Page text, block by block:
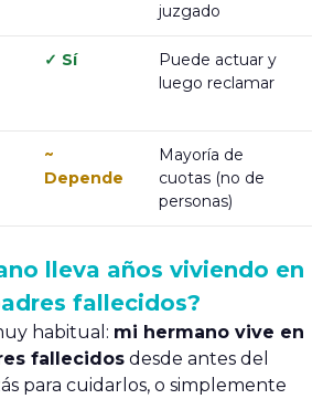
juzgado
✓ Sí
Puede actuar y
luego reclamar
~
Depende
Mayoría de
cuotas (no de
personas)
lleva años viviendo en
fallecidos?
habitual: mi hermano vive en
fallecidos desde antes del
para cuidarlos, o simplemente